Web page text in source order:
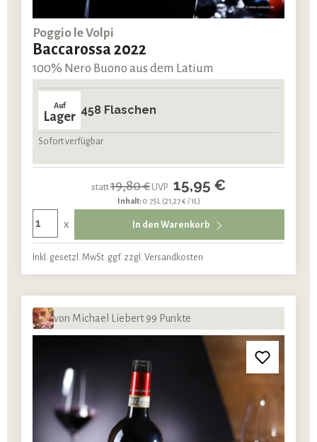
Poggio le Volpi
Baccarossa 2022
100% Nero Buono aus dem Latium
Auf
Lager 458 Flaschen
Sofort verfügbar
statt19,80 €UVP 15,95 €
Inhalt:0.75L (21,27 € / 1L)
x In den Warenkorb
Inkl. gesetzl. MwSt. ggf. zzgl. Versandkosten
von Michael Liebert 99 Punkte